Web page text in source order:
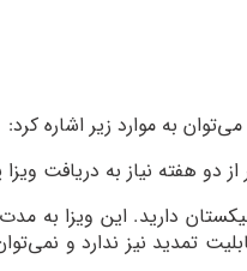
به موارد زیر اشاره کرد:
از دو هفته نیاز به دریافت
تمدید نیز ندارد و